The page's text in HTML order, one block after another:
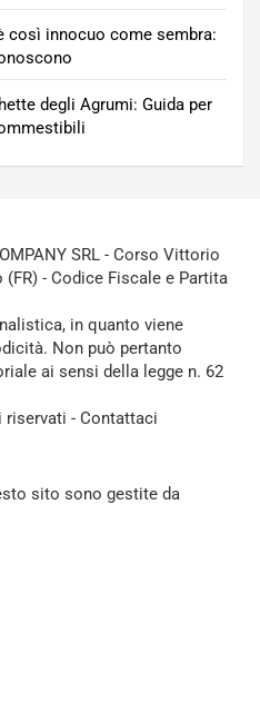
così innocuo come sembra:
degli Agrumi: Guida per
SRL - Corso Vittorio
(FR) - Codice Fiscale e Partita
in quanto viene
Non può pertanto
ai sensi della legge n. 62
riservati - Contattaci
sito sono gestite da